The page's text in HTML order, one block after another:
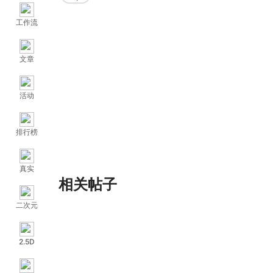
工作流
文章
活动
排行榜
真实
二次元
2.5D
相关帖子